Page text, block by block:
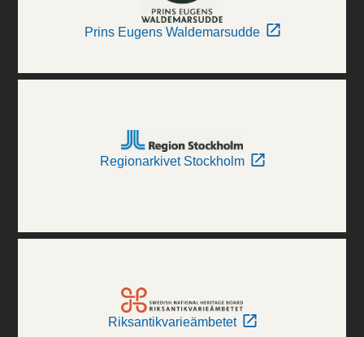
Prins Eugens Waldemarsudde
Regionarkivet Stockholm
Riksantikvarieämbetet